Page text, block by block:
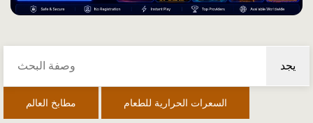
يجد
مطابخ العالم السعرات الحرارية للطعام